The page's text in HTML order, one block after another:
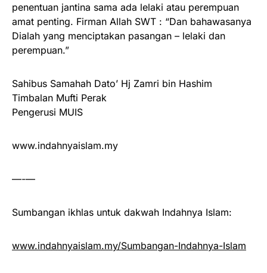
penentuan jantina sama ada lelaki atau perempuan
amat penting. Firman Allah SWT : “Dan bahawasanya
Dialah yang menciptakan pasangan – lelaki dan
perempuan.”
Sahibus Samahah Dato’ Hj Zamri bin Hashim
Timbalan Mufti Perak
Pengerusi MUIS
www.indahnyaislam.my
—-—
Sumbangan ikhlas untuk dakwah Indahnya Islam:
www.indahnyaislam.my/Sumbangan-Indahnya-Islam